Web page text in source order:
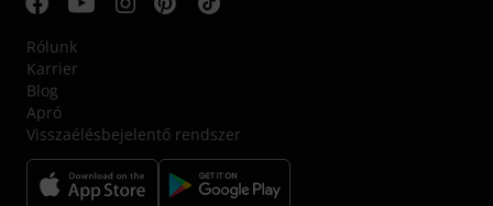
Rólunk
Karrier
Blog
Apró
Visszaélésbejelentő rendszer